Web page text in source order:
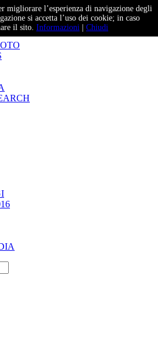
– Studi e Proiezioni Elettorali
migliorare l’esperienza di navigazione degli
si accetta l’uso dei cookie; in caso
il sito. Informazioni Chiudi